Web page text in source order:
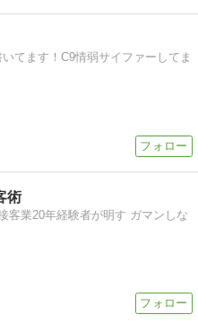
てます！C9情弱サイファーしてま
術
客業20年経験者が明す ガマンしな